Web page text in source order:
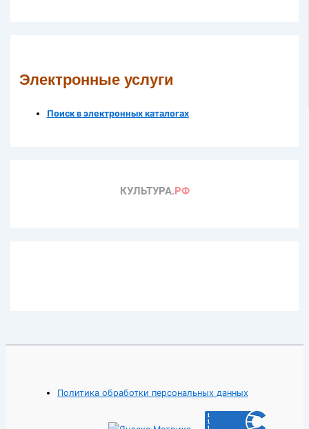
Электронные услуги
Поиск в электронных каталогах
Политика обработки персональных данных